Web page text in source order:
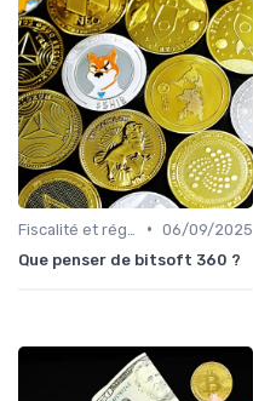
• 06/09/2025
Que penser de bitsoft 360 ?